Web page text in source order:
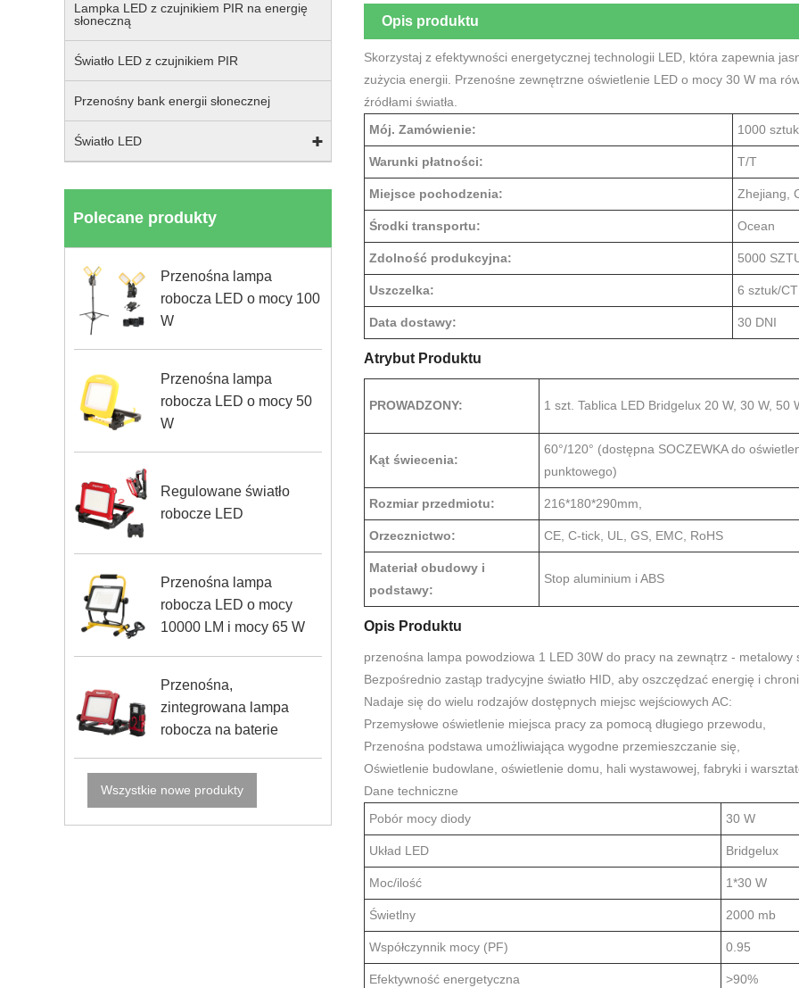
Lampka LED z czujnikiem PIR na energię
słoneczną
Światło LED z czujnikiem PIR
Przenośny bank energii słonecznej
Światło LED
Polecane produkty
Przenośna lampa
robocza LED o mocy 100
W
Przenośna lampa
robocza LED o mocy 50
W
Regulowane światło
robocze LED
Przenośna lampa
robocza LED o mocy
10000 LM i mocy 65 W
Przenośna,
zintegrowana lampa
robocza na baterie
Wszystkie nowe produkty
Opis produktu
Skorzystaj z efektywności energetycznej technologii LED, która zapewnia
zużycia energii. Przenośne zewnętrzne oświetlenie LED o mocy 30 W ma
źródłami światła.
Mój. Zamówienie:
1000
Warunki płatności: T/T
Miejsce pochodzenia: Zhejiang,
Środki transportu: Ocean
Zdolność produkcyjna: 5000
Uszczelka: 6 sztuk/
Data dostawy: 30 DNI
Atrybut Produktu
PROWADZONY: 1 szt. Tablica LED Bridgelux 20 W, 30 W, 50
Kąt świecenia:
60°/120° (dostępna SOCZEWKA do
punktowego)
Rozmiar przedmiotu: 216*180*290mm,
Orzecznictwo: CE, C-tick, UL, GS, EMC, RoHS
Materiał obudowy i
podstawy:
Stop aluminium i ABS
Opis Produktu
przenośna lampa powodziowa 1 LED 30W do pracy na zewnątrz - metalowy
Bezpośrednio zastąp tradycyjne światło HID, aby oszczędzać energię i
Nadaje się do wielu rodzajów dostępnych miejsc wejściowych AC:
Przemysłowe oświetlenie miejsca pracy za pomocą długiego przewodu,
Przenośna podstawa umożliwiająca wygodne przemieszczanie się,
Oświetlenie budowlane, oświetlenie domu, hali wystawowej, fabryki i
Dane techniczne
Pobór mocy diody
30 W
Układ LED Bridgelux
Moc/ilość 1*30 W
Świetlny 2000 mb
Współczynnik mocy (PF) 0.95
Efektywność energetyczna >90%